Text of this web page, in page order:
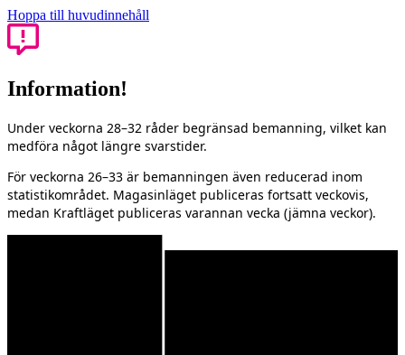
Hoppa till huvudinnehåll
Information!
Under veckorna 28–32 råder begränsad bemanning, vilket kan
medföra något längre svarstider.
För veckorna 26–33 är bemanningen även reducerad inom
statistikområdet. Magasinläget publiceras fortsatt veckovis,
medan Kraftläget publiceras varannan vecka (jämna veckor).